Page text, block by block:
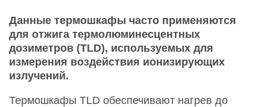
Данные термошкафы часто применяются
для отжига термолюминесцентных
дозиметров (TLD), используемых для
измерения воздействия ионизирующих
излучений.
Термошкафы TLD обеспечивают нагрев до